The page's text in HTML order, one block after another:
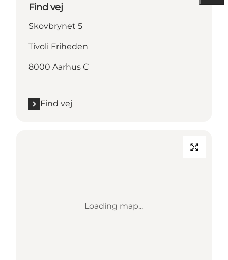
Find vej
Skovbrynet 5
Tivoli Friheden
8000 Aarhus C
Find vej
Loading map...